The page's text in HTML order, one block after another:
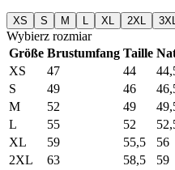
XS S M L XL 2XL
Wybierz rozmiar
Größe Brustumfang Taille
XS
47 44
S
49 46
M
52 49
L
55 52
XL
59 55,5 56
2XL
63 58,5 59